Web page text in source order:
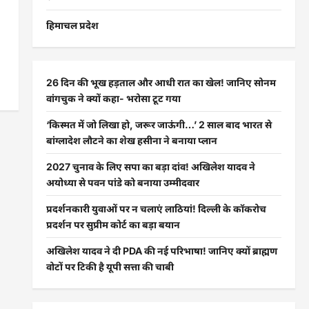
हिमाचल प्रदेश
26 दिन की भूख हड़ताल और आधी रात का खेल! जानिए सोनम
वांगचुक ने क्यों कहा- भरोसा टूट गया
‘किस्मत में जो लिखा हो, जरूर जाऊंगी…’ 2 साल बाद भारत से
बांग्लादेश लौटने का शेख हसीना ने बनाया प्लान
2027 चुनाव के लिए सपा का बड़ा दांव! अखिलेश यादव ने
अयोध्या से पवन पांडे को बनाया उम्मीदवार
प्रदर्शनकारी युवाओं पर न चलाएं लाठियां! दिल्ली के कॉकरोच
प्रदर्शन पर सुप्रीम कोर्ट का बड़ा बयान
अखिलेश यादव ने दी PDA की नई परिभाषा! जानिए क्यों ब्राह्मण
वोटों पर टिकी है यूपी सत्ता की चाबी